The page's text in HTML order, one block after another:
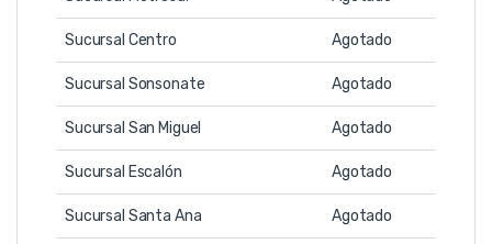
Sucursal Centro Agotado
Sucursal Sonsonate Agotado
Sucursal San Miguel Agotado
Sucursal Escalón Agotado
Sucursal Santa Ana Agotado